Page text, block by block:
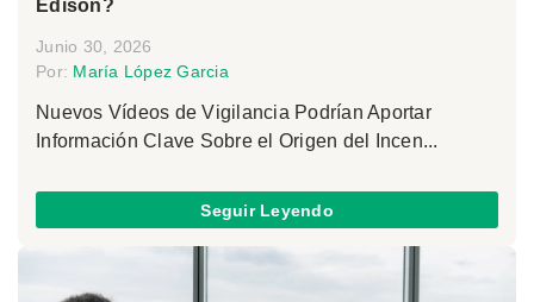
Edison?
Junio 30, 2026
Por: María López Garcia
Nuevos Vídeos de Vigilancia Podrían Aportar
Información Clave Sobre el Origen del Incen...
Seguir Leyendo